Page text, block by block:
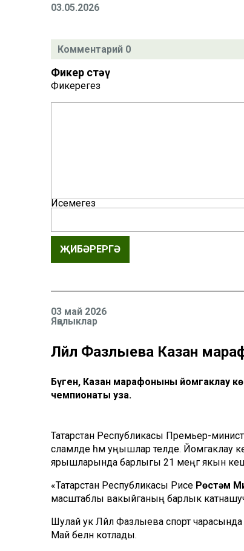
03.05.2026
Комментарий 0
Фикер өстәү
Фикерегез
Исемегез
ҖИБӘРЕРГӘ
03 май 2026
Яңалыклар
Ләйлә Фазлыева Казан
Бүген, Казан марафонының йомгаклау
чемпионаты уза.
Татарстан Республикасы Премьер-
сәламләде һәм уңышлар теләде. Йомгаклау
ярышларында барлыгы 21 меңгә якын
«Татарстан Республикасы Рәисе Рөстәм
масштаблы вакыйганың барлык
Шулай ук Ләйлә Фазлыева спорт
Май белән котлады.